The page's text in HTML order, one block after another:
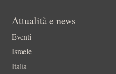
Attualità e news
Eventi
Israele
Italia